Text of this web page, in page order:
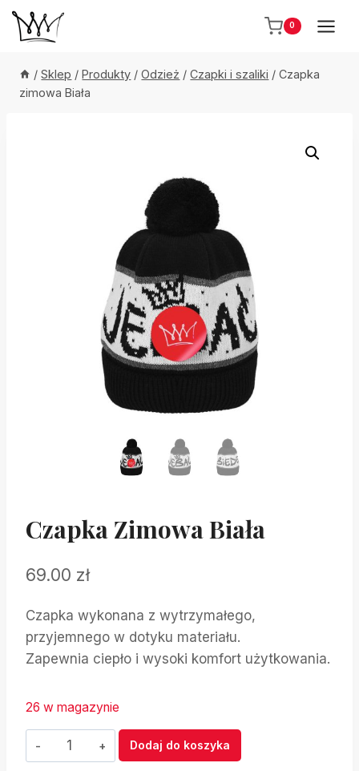
Przejdź
0
/ Sklep / Produkty / Odzież / Czapki i szaliki / Czapka
zimowa Biała
Czapka Zimowa Biała
69.00 zł
Czapka wykonana z wytrzymałego,
przyjemnego w dotyku materiału.
Zapewnia ciepło i wysoki komfort użytkowania.
26 w magazynie
ilość
Czapka
Dodaj do koszyka